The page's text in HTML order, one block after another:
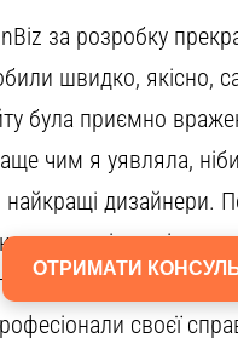
за розробку
швидко, якісно,
була приємно
чим я уявляла,
дизайнери.
навіть в
і зручно
своєї
ОТРИМАТИ